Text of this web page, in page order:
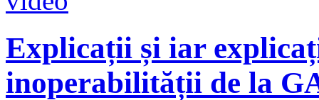
Explicații și iar
inoperabilității de la